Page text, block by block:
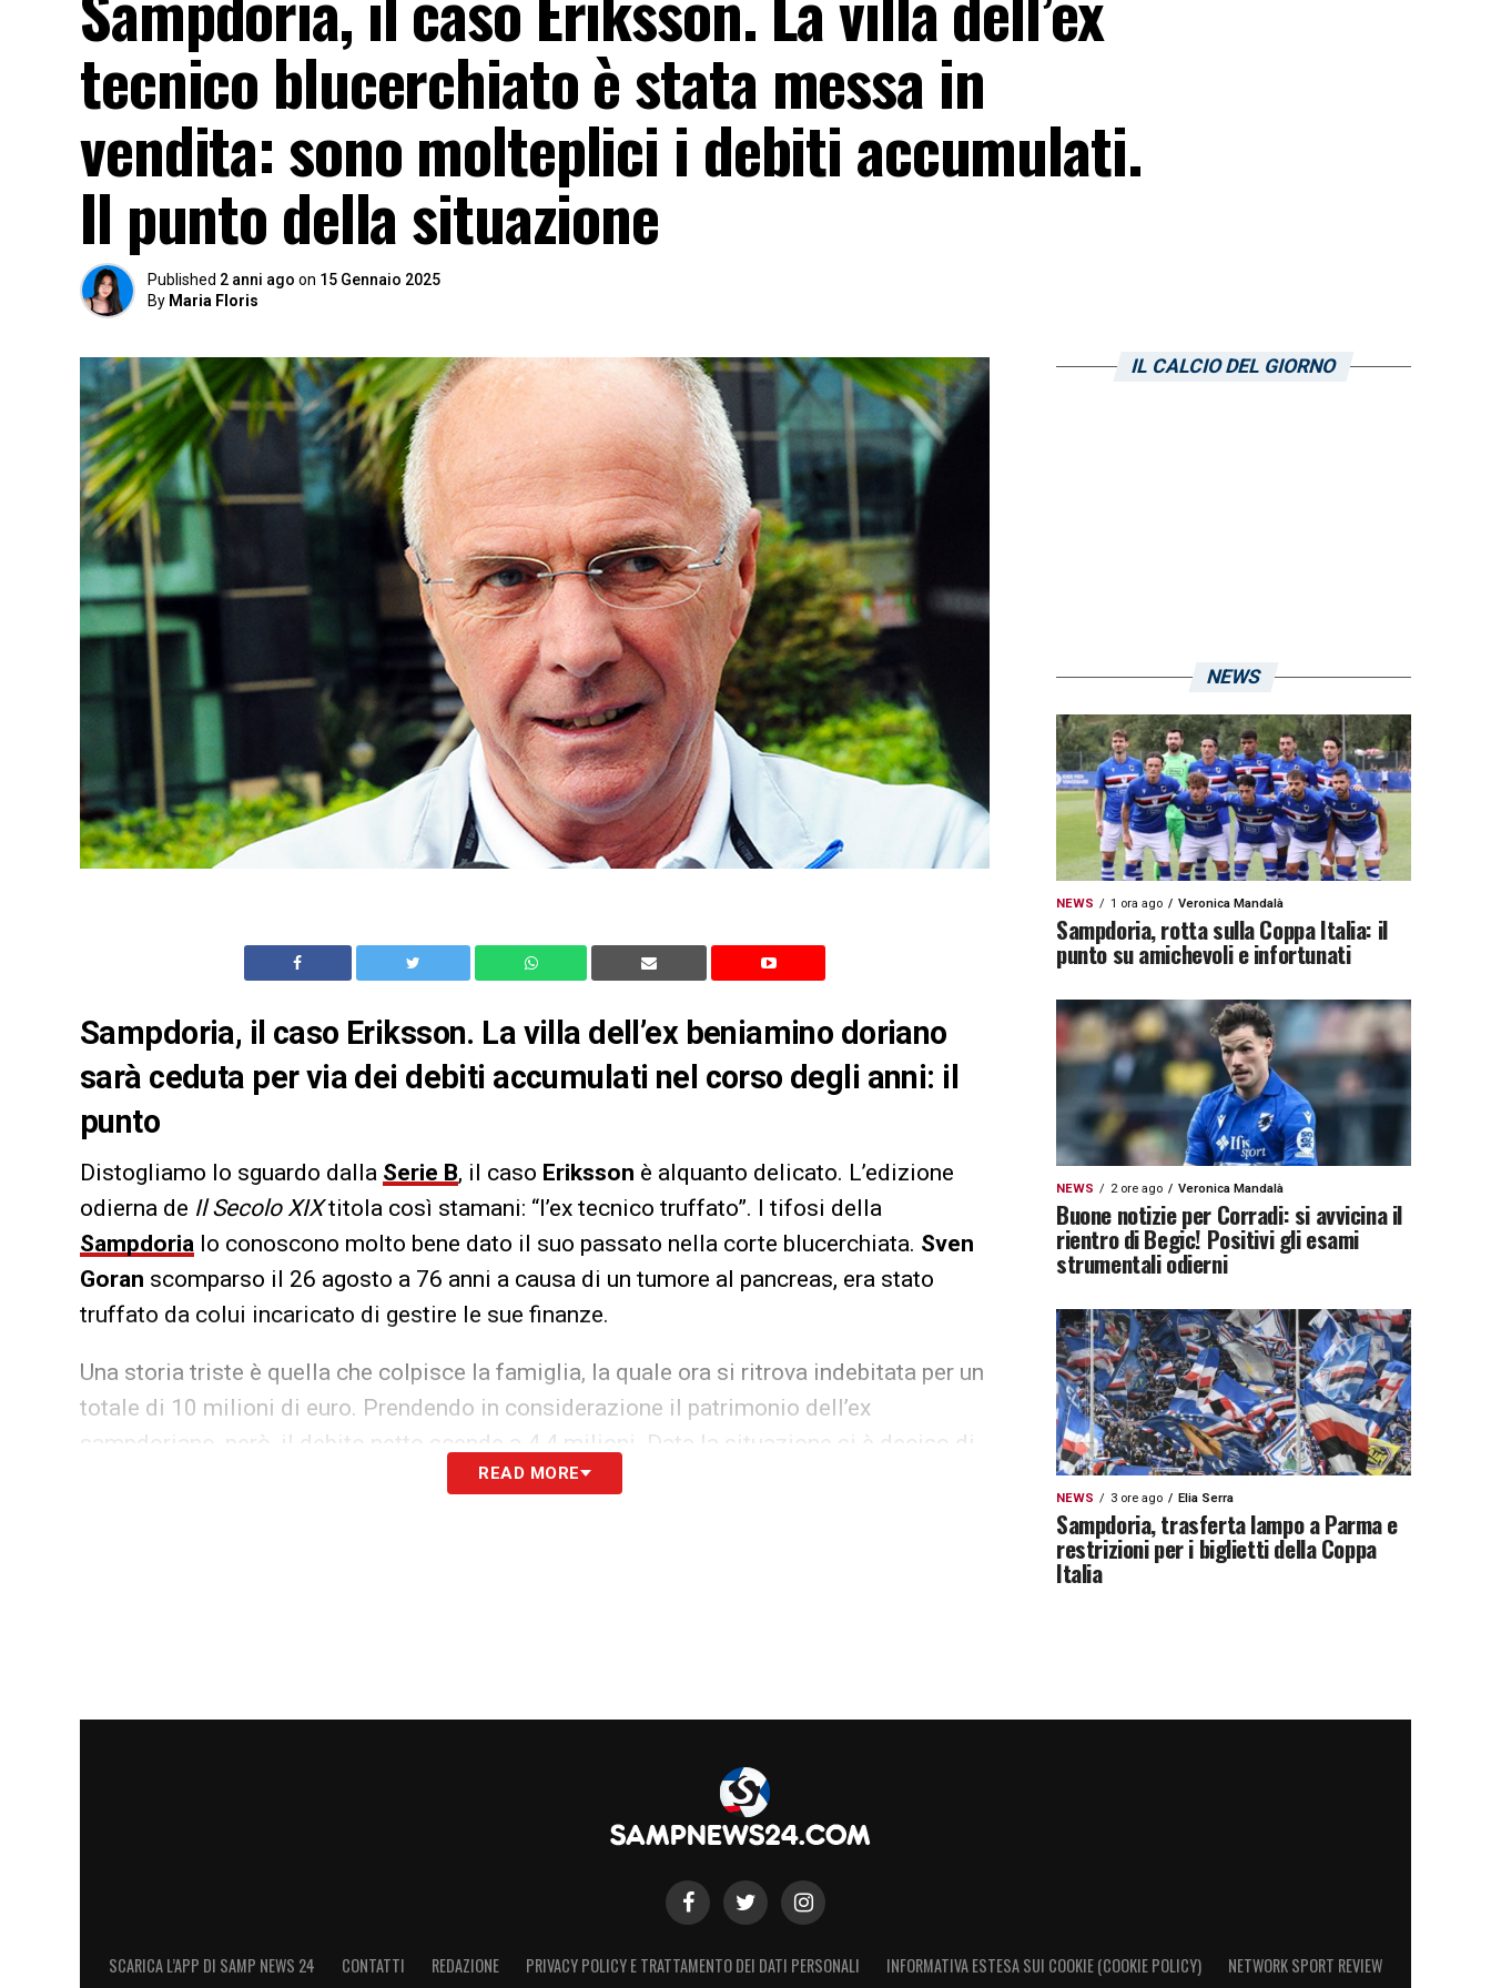
tecnico blucerchiato è stata messa in
vendita: sono molteplici i debiti accumulati.
Il punto della situazione
Published 2 anni ago on 15 Gennaio 2025
By Maria Floris
Sampdoria, il caso Eriksson. La villa dell’ex beniamino doriano
sarà ceduta per via dei debiti accumulati nel corso degli anni: il
punto
Distogliamo lo sguardo dalla Serie B, il caso Eriksson è alquanto delicato. L’edizione
odierna de Il Secolo XIXtitola così stamani: “l’ex tecnico truffato”. I tifosi della
Sampdoria lo conoscono molto bene dato il suo passato nella corte blucerchiata. Sven
Goran scomparso il 26 agosto a 76 anni a causa di un tumore al pancreas, era stato
truffato da colui incaricato di gestire le sue finanze.
Una storia triste è quella che colpisce la famiglia, la quale ora si ritrova indebitata per un
totale di 10 milioni di euro. Prendendo in considerazione il patrimonio dell’ex
sampdoriano, però, il debito netto scende a 4,4 milioni. Data la situazione si è deciso di
mettere in vendita la sua villa, valutata 2 milioni. I figli contano di pagare metà dei debiti
READ MORE
IL CALCIO DEL GIORNO
NEWS
NEWS 1 ora ago Veronica Mandalà
Sampdoria, rotta sulla Coppa Italia: il
punto su amichevoli e infortunati
NEWS 2 ore ago Veronica Mandalà
Buone notizie per Corradi: si avvicina il
rientro di Begic! Positivi gli esami
strumentali odierni
NEWS 3 ore ago Elia Serra
Sampdoria, trasferta lampo a Parma e
restrizioni per i biglietti della Coppa
Italia
SCARICA L’APP DI SAMP NEWS 24 CONTATTI REDAZIONE PRIVACY POLICY E TRATTAMENTO DEI DATI PERSONALI INFORMATIVA ESTESA SUI COOKIE (COOKIE POLICY) NETWORK SPORT REVIEW